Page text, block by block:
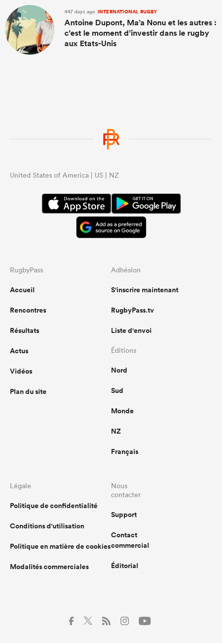
447 days ago INTERNATIONAL RUGBY
Antoine Dupont, Ma’a Nonu et les autres :
c'est le moment d’investir dans le rugby
aux Etats-Unis
United States of America | US | NZ
RugbyPass
Accueil
Rencontres
Résultats
Actus
Vidéos
Plan du site
Adhésion
S'inscrire maintenant
RugbyPass.tv
Liste d'envoi
Éditions
Nord
Sud
Monde
NZ
Français
Légale
Politique de confidentialité
Conditions d'utilisation
Politique en matière de cookies
Modalités commerciales
Nous
contacter
Support
Contact
commercial
Éditorial